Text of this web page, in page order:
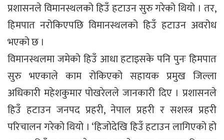
प्रशासनले विमानस्थलको हिउँ हटाउन सुरु गरेको थियो । तर,
हिमपात नरोकिएपछि विमानस्थलको हिउँ हटाउन अवरोध
भएको छ ।
विमानस्थलमा जमेको हिउँ आधा हटाइसके पनि पुनः हिमपात
सुरु भएकाले काम रोकिएको सहायक प्रमुख जिल्ला
अधिकारी महेशकुमार पोखरेलले जानकारी दिए । प्रशासनले
हिउँ हटाउन जनपद प्रहरी, नेपाल प्रहरी र सशस्त्र प्रहरी
परिचालन गरेको थियो । ‘हिजोदेखि हिउँ हटाउन लागिएको हो